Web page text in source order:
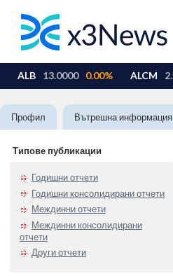
Профил Вътрешна информация
Типове публикации
Годишни отчети
Годишни консолидирани отчети
Междинни отчети
Междинни консолидирани
отчети
Други отчети